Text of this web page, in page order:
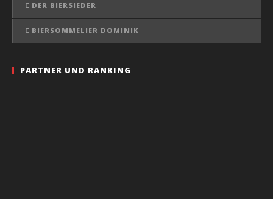
DER BIERSIEDER
BIERSOMMELIER DOMINIK
PARTNER UND RANKING